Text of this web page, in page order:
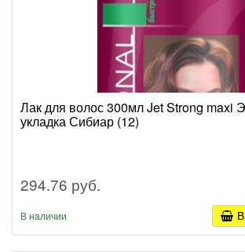
Лак для волос 300мл Jet Strong maxi
укладка Сибиар (12)
294.76 руб.
В наличии